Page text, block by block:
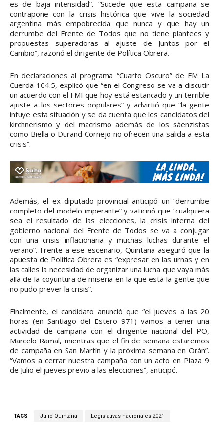
es de baja intensidad”. “Sucede que esta campaña se
contrapone con la crisis histórica que vive la sociedad
argentina más empobrecida que nunca y que hay un
derrumbe del Frente de Todos que no tiene planteos y
propuestas superadoras al ajuste de Juntos por el
Cambio”, razonó el dirigente de Política Obrera.
En declaraciones al programa “Cuarto Oscuro” de FM La
Cuerda 104.5, explicó que “en el Congreso se va a discutir
un acuerdo con el FMI que hoy está estancado y un terrible
ajuste a los sectores populares” y advirtió que “la gente
intuye esta situación y se da cuenta que los candidatos del
kirchnerismo y del macrismo además de los sáenzistas
como Biella o Durand Cornejo no ofrecen una salida a esta
crisis”.
Además, el ex diputado provincial anticipó un “derrumbe
completo del modelo imperante” y vaticinó que “cualquiera
sea el resultado de las elecciones, la crisis interna del
gobierno nacional del Frente de Todos se va a conjugar
con una crisis inflacionaria y muchas luchas durante el
verano”. Frente a ese escenario, Quintana aseguró que la
apuesta de Política Obrera es “expresar en las urnas y en
las calles la necesidad de organizar una lucha que vaya más
allá de la coyuntura de miseria en la que está la gente que
no pudo prever la crisis”.
Finalmente, el candidato anunció que “el jueves a las 20
horas (en Santiago del Estero 971) vamos a tener una
actividad de campaña con el dirigente nacional del PO,
Marcelo Ramal, mientras que el fin de semana estaremos
de campaña en San Martín y la próxima semana en Orán”.
“Vamos a cerrar nuestra campaña con un acto en Plaza 9
de Julio el jueves previo a las elecciones”, anticipó.
TAGS Julio Quintana Legislativas nacionales 2021